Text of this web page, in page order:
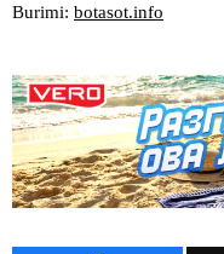
Burimi: botasot.info